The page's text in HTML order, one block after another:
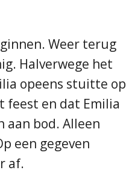
Weer terug
Halverwege het
opeens stuitte op
feest en dat Emilia
aan bod. Alleen
een gegeven
af.